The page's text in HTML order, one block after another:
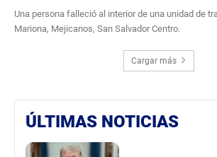
Una persona falleció al interior de una unidad de
Mariona, Mejicanos, San Salvador Centro.
Cargar más
ÚLTIMAS NOTICIAS